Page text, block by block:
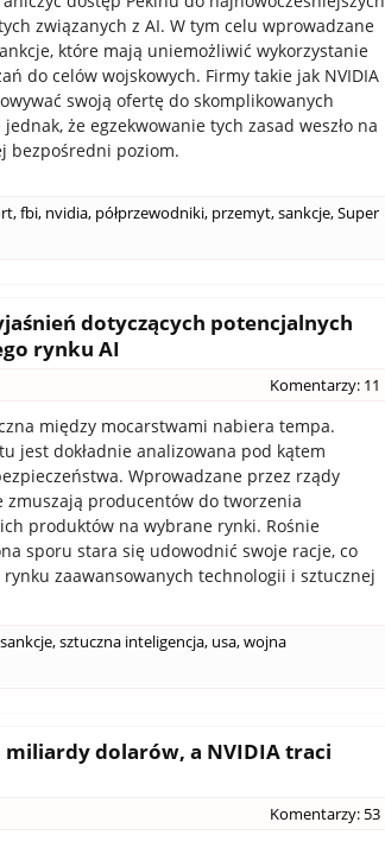
związanych z AI. W tym celu wprowadzane
które mają uniemożliwić wykorzystanie
do celów wojskowych. Firmy takie jak NVIDIA
swoją ofertę do skomplikowanych
że egzekwowanie tych zasad weszło na
bezpośredni poziom.
,fbi, nvidia, półprzewodniki, przemyt,sankcje,Super
dotyczących potencjalnych
rynku AI
Komentarzy: 11
między mocarstwami nabiera tempa.
jest dokładnie analizowana pod kątem
Wprowadzane przez rządy
zmuszają producentów do tworzenia
produktów na wybrane rynki. Rośnie
sporu stara się udowodnić swoje racje, co
zaawansowanych technologii i sztucznej
sankcje,sztuczna inteligencja, usa,wojna
miliardy dolarów, a NVIDIA traci
Komentarzy: 53